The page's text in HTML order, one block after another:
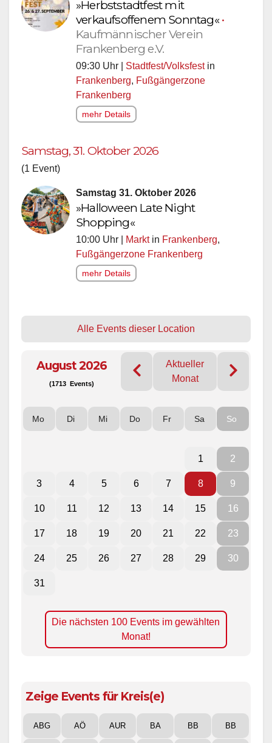
»Herbststadtfest mit
verkaufsoffenem Sonntag«•
Kaufmännischer Verein
Frankenberg e.V.
09:30 Uhr | Stadtfest/Volksfestin
Frankenberg, Fußgängerzone
Frankenberg
mehr Details
Samstag, 31. Oktober 2026
(1 Event)
Samstag 31. Oktober 2026
»Halloween Late Night
Shopping«
10:00 Uhr | Marktin Frankenberg,
Fußgängerzone Frankenberg
mehr Details
Alle Events dieser Location
August 2026
(1713 Events)
Aktueller
Monat
Mo Di Mi Do Fr Sa So
1 2
3 4 5 6 7 8 9
10 11 12 13 14 15 16
17 18 19 20 21 22 23
24 25 26 27 28 29 30
31
Die nächsten 100 Events im gewählten
Monat!
Zeige Events für Kreis(e)
ABG AÖ AUR BA BB BB